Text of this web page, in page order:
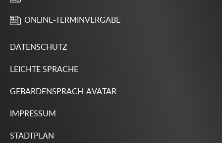
ONLINE-TERMINVERGABE
DATENSCHUTZ
LEICHTE SPRACHE
GEBÄRDENSPRACH-AVATAR
IMPRESSUM
STADTPLAN